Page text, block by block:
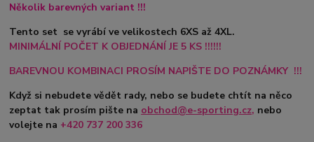
Několik barevných variant !!!
Tento set se vyrábí ve velikostech 6XS až 4XL.
MINIMÁLNÍ POČET K OBJEDNÁNÍ JE 5 KS !!!!!!
BAREVNOU KOMBINACI PROSÍM NAPIŠTE DO POZNÁMKY !!!
Když si nebudete vědět rady, nebo se budete chtít na něco
zeptat tak prosím pište na obchod@e-sporting.cz, nebo
volejte na +420 737 200 336